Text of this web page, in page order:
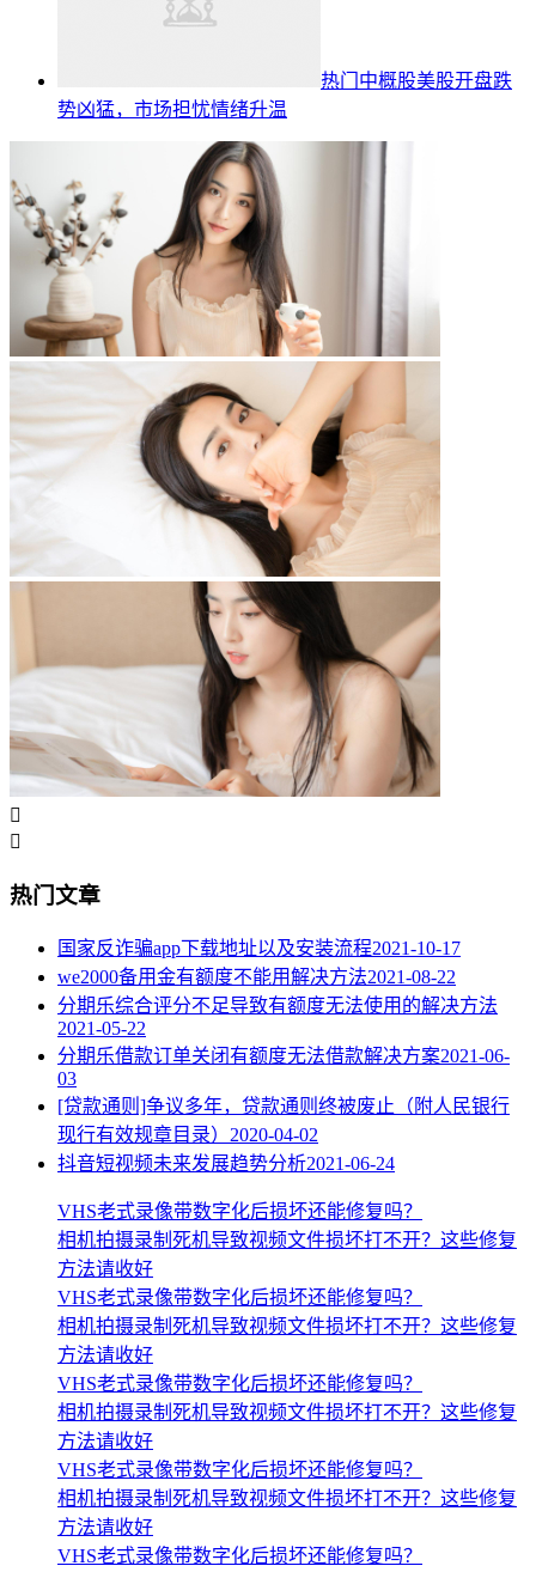
热门中概股美股开盘跌
势凶猛，市场担忧情绪升温


热门文章
国家反诈骗app下载地址以及安装流程2021-10-17
we2000备用金有额度不能用解决方法2021-08-22
分期乐综合评分不足导致有额度无法使用的解决方法
2021-05-22
分期乐借款订单关闭有额度无法借款解决方案2021-06-
03
[贷款通则]争议多年，贷款通则终被废止（附人民银行
现行有效规章目录） 2020-04-02
抖音短视频未来发展趋势分析2021-06-24
VHS老式录像带数字化后损坏还能修复吗？
相机拍摄录制死机导致视频文件损坏打不开？这些修复
方法请收好
VHS老式录像带数字化后损坏还能修复吗？
相机拍摄录制死机导致视频文件损坏打不开？这些修复
方法请收好
VHS老式录像带数字化后损坏还能修复吗？
相机拍摄录制死机导致视频文件损坏打不开？这些修复
方法请收好
VHS老式录像带数字化后损坏还能修复吗？
相机拍摄录制死机导致视频文件损坏打不开？这些修复
方法请收好
VHS老式录像带数字化后损坏还能修复吗？